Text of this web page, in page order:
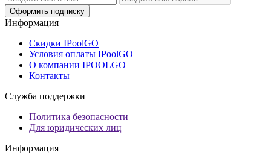
Оформить подписку
Информация
Скидки IPoolGO
Условия оплаты IPoolGO
О компании IPOOLGO
Контакты
Служба поддержки
Политика безопасности
Для юридических лиц
Информация